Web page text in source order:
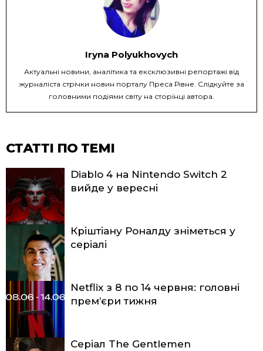
Iryna Polyukhovych
Актуальні новини, аналітика та ексклюзивні репортажі від
журналіста стрічки новин порталу Преса Рівне. Слідкуйте за
головними подіями світу на сторінці автора.
СТАТТІ ПО ТЕМІ
Diablo 4 на Nintendo Switch 2
вийде у вересні
Кріштіану Роналду зніметься у
серіалі
Netflix з 8 по 14 червня: головні
прем’єри тижня
Серіал The Gentlemen